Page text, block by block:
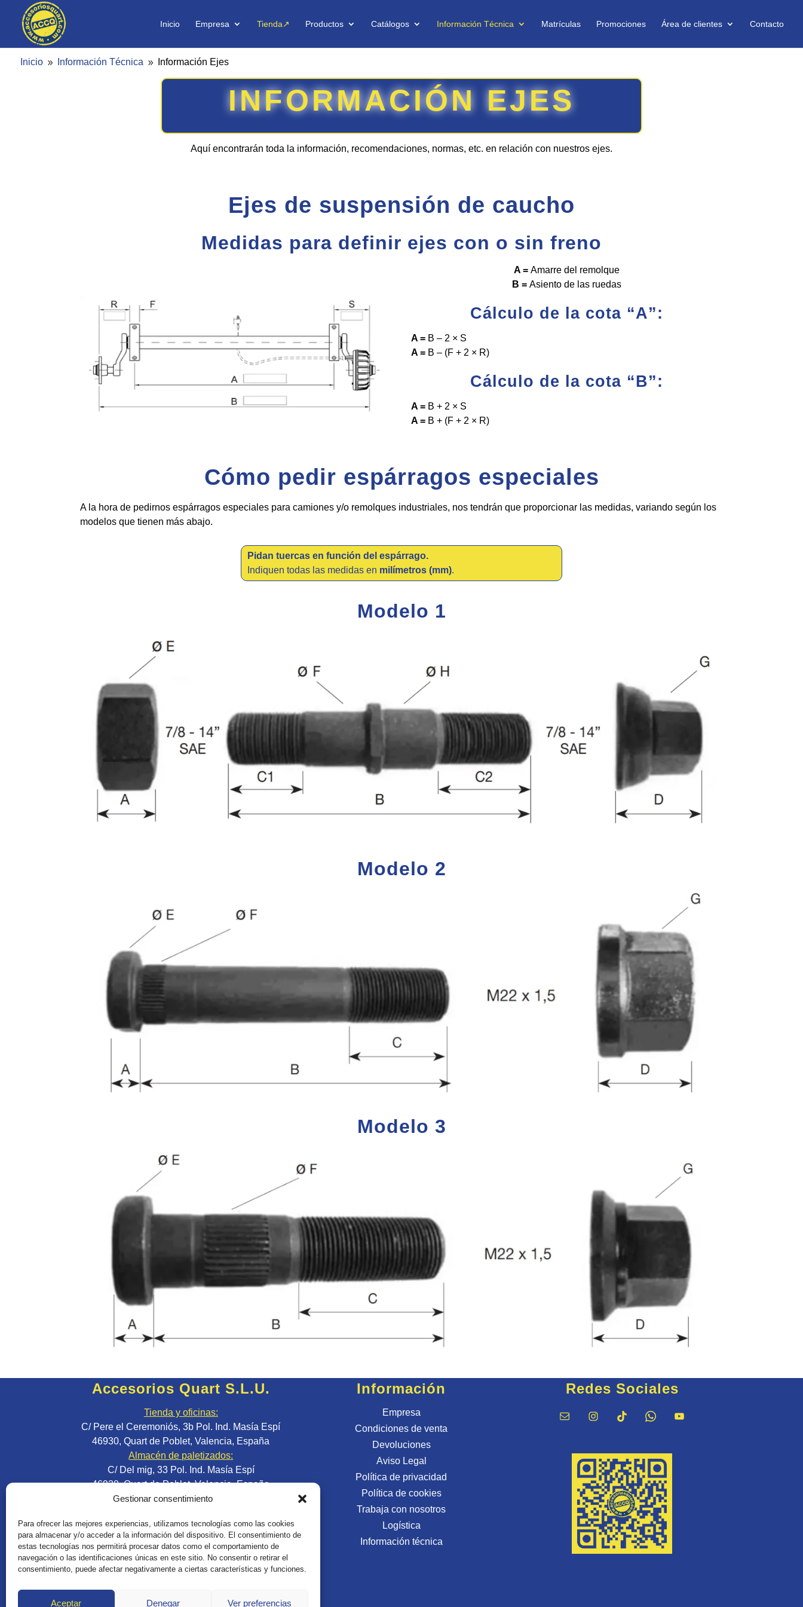
Gestionar consentimiento
Para ofrecer las mejores experiencias, utilizamos tecnologías como las cookies
para almacenar y/o acceder a la información del dispositivo. El consentimiento de
estas tecnologías nos permitirá procesar datos como el comportamiento de
navegación o las identificaciones únicas en este sitio. No consentir o retirar el
consentimiento, puede afectar negativamente a ciertas características y funciones.
Aceptar Denegar Ver preferencias
Inicio Empresa Tienda↗ Productos Catálogos Información Técnica Matrículas Promociones Área de clientes Contacto
Inicio 9 Información Técnica 9 Información Ejes
INFORMACIÓN EJES
Aquí encontrarán toda la información, recomendaciones, normas, etc. en relación con nuestros ejes.
Ejes de suspensión de caucho
Medidas para definir ejes con o sin freno
A = Amarre del remolque
B = Asiento de las ruedas
Cálculo de la cota “A”:
A = B – 2 × S
A = B – (F + 2 × R)
Cálculo de la cota “B”:
A = B + 2 × S
A = B + (F + 2 × R)
Cómo pedir espárragos especiales
A la hora de pedirnos espárragos especiales para camiones y/o remolques industriales, nos tendrán que proporcionar las medidas, variando según los
modelos que tienen más abajo.
Pidan tuercas en función del espárrago.
Indiquen todas las medidas en milímetros (mm).
Modelo 1
Modelo 2
Modelo 3
Accesorios Quart S.L.U.
Tienda y oficinas:
C/ Pere el Ceremoniós, 3b Pol. Ind. Masía Espí
46930, Quart de Poblet, Valencia, España
Almacén de paletizados:
C/ Del mig, 33 Pol. Ind. Masía Espí
46930, Quart de Poblet, Valencia, España
Teléfonos:
(+34) 629 04 58 85
(+34) 666 65 37 37
(+34) 680 21 13 82
(+34) 656 81 82 21
infor@accesoriosquart.com
Información
Empresa
Condiciones de venta
Devoluciones
Aviso Legal
Política de privacidad
Política de cookies
Trabaja con nosotros
Logística
Información técnica
Redes Sociales